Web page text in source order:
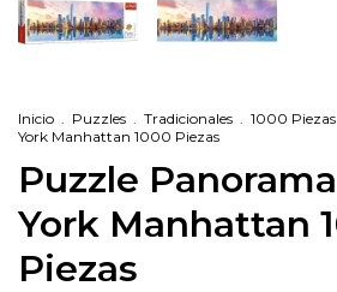
Inicio . Puzzles . Tradicionales . 1000 Piezas
York Manhattan 1000 Piezas
Puzzle
York Manhattan
Piezas